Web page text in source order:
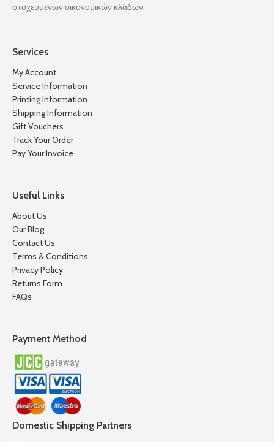
στοχευμένων οικονομικών κλάδων.
Services
My Account
Service Information
Printing Information
Shipping Information
Gift Vouchers
Track Your Order
Pay Your Invoice
Useful Links
About Us
Our Blog
Contact Us
Terms & Conditions
Privacy Policy
Returns Form
FAQs
Payment Method
Domestic Shipping Partners